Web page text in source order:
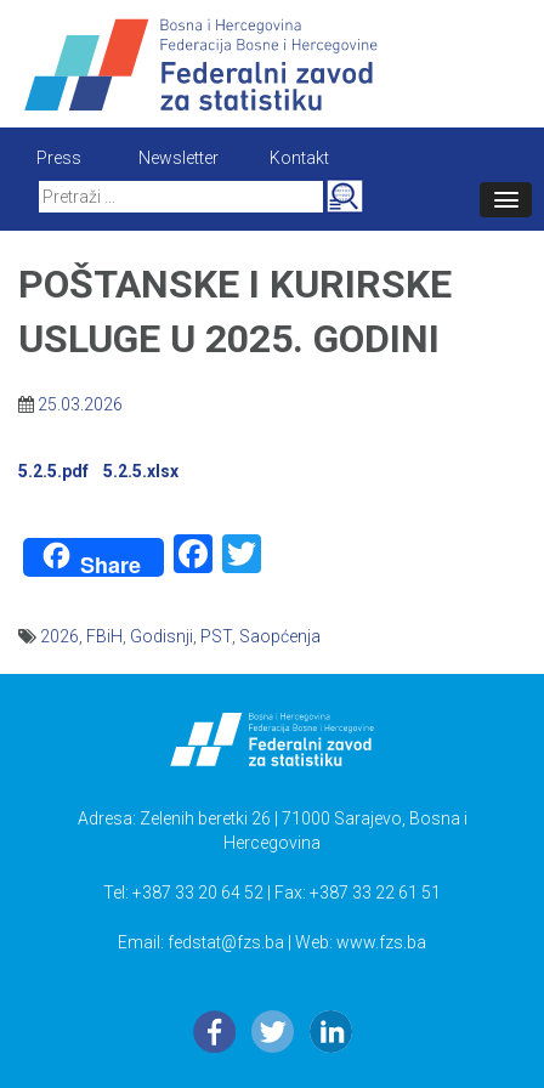
content
Press Newsletter
Kontakt
Search
for:
POŠTANSKE I KURIRSKE
USLUGE U 2025. GODINI
25.03.2026
5.2.5.pdf 5.2.5.xlsx
Share Facebook
2026 FBiH Godisnji PST, Saopćenja
Adresa: Zelenih beretki 26 | 71000 Sarajevo, Bosna i
Hercegovina
Tel: +387 33 20 64 52 | Fax: +387 33 22 61 51
Email: fedstat@fzs.ba | Web: www.fzs.ba